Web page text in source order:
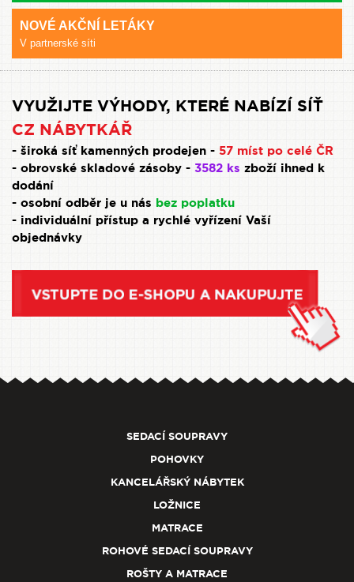
NOVÉ AKČNÍ LETÁKY
V partnerské síti
VYUŽIJTE VÝHODY, KTERÉ NABÍZÍ SÍŤ
CZ NÁBYTKÁŘ
- široká síť kamenných prodejen - 57 míst po celé ČR
- obrovské skladové zásoby - 3582 ks zboží ihned k
dodání
- osobní odběr je u nás bez poplatku
- individuální přístup a rychlé vyřízení Vaší
objednávky
SEDACÍ SOUPRAVY
POHOVKY
KANCELÁŘSKÝ NÁBYTEK
LOŽNICE
MATRACE
ROHOVÉ SEDACÍ SOUPRAVY
ROŠTY A MATRACE